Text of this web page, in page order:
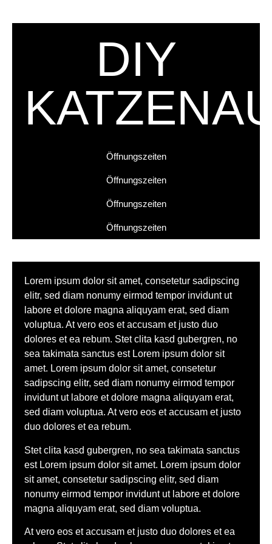
DIY
Öffnungszeiten
Öffnungszeiten
Öffnungszeiten
Öffnungszeiten
Lorem ipsum dolor sit amet, consetetur sadipscing
elitr, sed diam nonumy eirmod tempor invidunt ut
labore et dolore magna aliquyam erat, sed diam
voluptua. At vero eos et accusam et justo duo
dolores et ea rebum. Stet clita kasd gubergren, no
sea takimata sanctus est Lorem ipsum dolor sit
amet. Lorem ipsum dolor sit amet, consetetur
sadipscing elitr, sed diam nonumy eirmod tempor
invidunt ut labore et dolore magna aliquyam erat,
sed diam voluptua. At vero eos et accusam et justo
duo dolores et ea rebum.
Stet clita kasd gubergren, no sea takimata sanctus
est Lorem ipsum dolor sit amet. Lorem ipsum dolor
sit amet, consetetur sadipscing elitr, sed diam
nonumy eirmod tempor invidunt ut labore et dolore
magna aliquyam erat, sed diam voluptua.
At vero eos et accusam et justo duo dolores et ea